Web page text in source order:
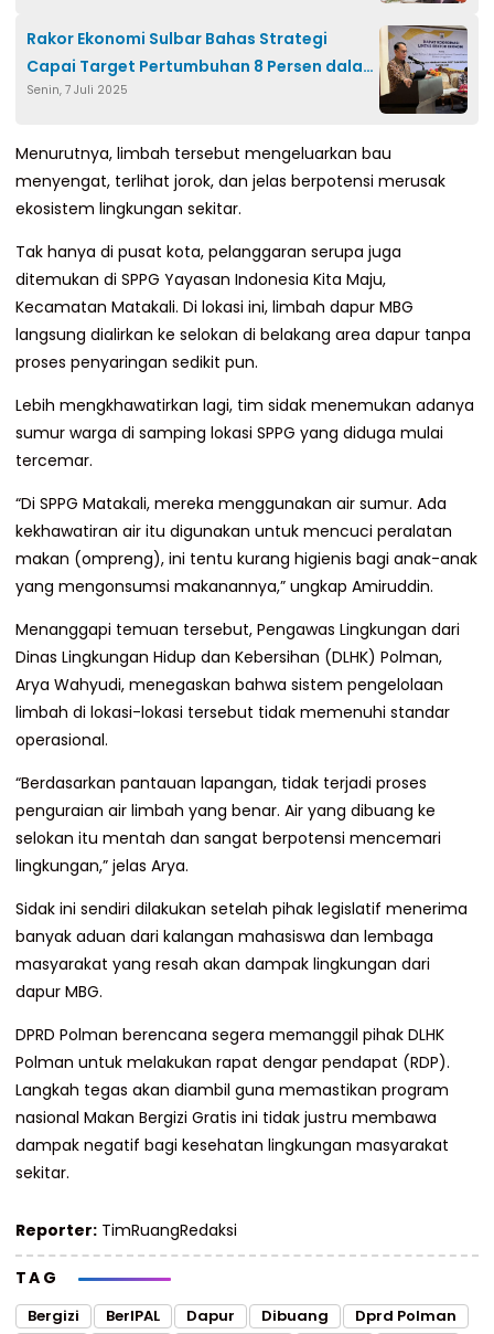
Rakor Ekonomi Sulbar Bahas Strategi
Capai Target Pertumbuhan 8 Persen dalam
5 Tahun
Senin, 7 Juli 2025
Menurutnya, limbah tersebut mengeluarkan bau
menyengat, terlihat jorok, dan jelas berpotensi merusak
ekosistem lingkungan sekitar.
Tak hanya di pusat kota, pelanggaran serupa juga
ditemukan di SPPG Yayasan Indonesia Kita Maju,
Kecamatan Matakali. Di lokasi ini, limbah dapur MBG
langsung dialirkan ke selokan di belakang area dapur tanpa
proses penyaringan sedikit pun.
Lebih mengkhawatirkan lagi, tim sidak menemukan adanya
sumur warga di samping lokasi SPPG yang diduga mulai
tercemar.
“Di SPPG Matakali, mereka menggunakan air sumur. Ada
kekhawatiran air itu digunakan untuk mencuci peralatan
makan (ompreng), ini tentu kurang higienis bagi anak-anak
yang mengonsumsi makanannya,” ungkap Amiruddin.
Menanggapi temuan tersebut, Pengawas Lingkungan dari
Dinas Lingkungan Hidup dan Kebersihan (DLHK) Polman,
Arya Wahyudi, menegaskan bahwa sistem pengelolaan
limbah di lokasi-lokasi tersebut tidak memenuhi standar
operasional.
“Berdasarkan pantauan lapangan, tidak terjadi proses
penguraian air limbah yang benar. Air yang dibuang ke
selokan itu mentah dan sangat berpotensi mencemari
lingkungan,” jelas Arya.
Sidak ini sendiri dilakukan setelah pihak legislatif menerima
banyak aduan dari kalangan mahasiswa dan lembaga
masyarakat yang resah akan dampak lingkungan dari
dapur MBG.
DPRD Polman berencana segera memanggil pihak DLHK
Polman untuk melakukan rapat dengar pendapat (RDP).
Langkah tegas akan diambil guna memastikan program
nasional Makan Bergizi Gratis ini tidak justru membawa
dampak negatif bagi kesehatan lingkungan masyarakat
sekitar.
Reporter: TimRuangRedaksi
TAG
Bergizi BerIPAL Dapur Dibuang Dprd Polman